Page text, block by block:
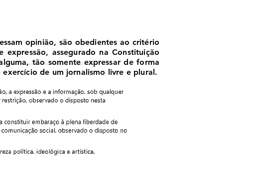
opinião, são obedientes ao critério
assegurado na Constituição
tão somente expressar de forma
de um jornalismo livre e plural.